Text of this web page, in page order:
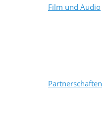
Film und Audio
Partnerschaften